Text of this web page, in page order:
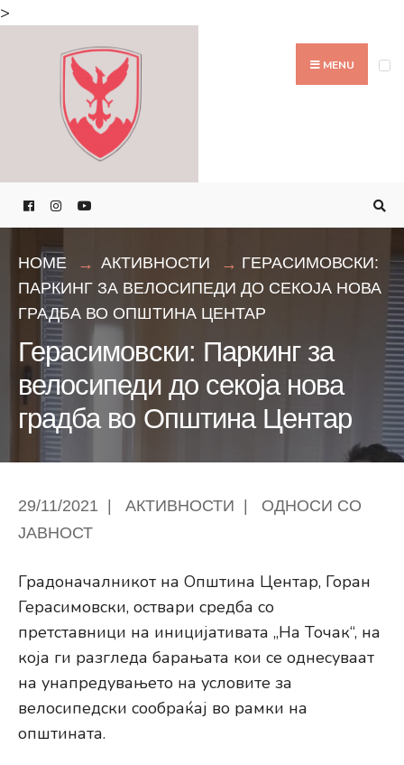
>
MENU
HOME АКТИВНОСТИ
ГЕРАСИМОВСКИ:
ПАРКИНГ ЗА ВЕЛОСИПЕДИ ДО СЕКОЈА НОВА
ГРАДБА ВО ОПШТИНА ЦЕНТАР
Герасимовски: Паркинг за
велосипеди до секоја нова
градба во Општина Центар
29/11/2021 АКТИВНОСТИ
ОДНОСИ СО
ЈАВНОСТ
Градоначалникот на Општина Центар, Горан
Герасимовски, оствари средба со
претставници на иницијативата „На Точак“, на
која ги разгледа барањата кои се однесуваат
на унапредувањето на условите за
велосипедски сообраќај во рамки на
општината.